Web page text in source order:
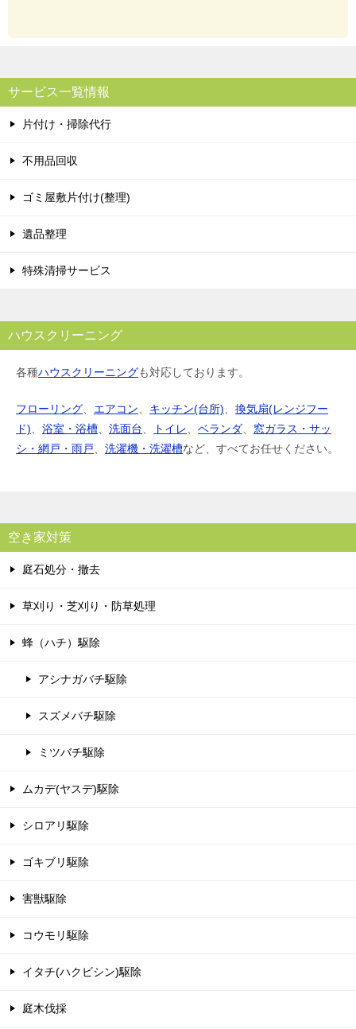
サービス一覧情報
片付け・掃除代行
不用品回収
ゴミ屋敷片付け(整理)
遺品整理
特殊清掃サービス
ハウスクリーニング
各種ハウスクリーニングも対応しております。
フローリング、 エアコン、 キッチン(台所)、 換気扇(レンジフー
ド)、 浴室・浴槽、 洗面台、 トイレ、 ベランダ、 窓ガラス・サッ
シ・網戸・雨戸、 洗濯機・洗濯槽など、すべてお任せください。
空き家対策
庭石処分・撤去
草刈り・芝刈り・防草処理
蜂（ハチ）駆除
アシナガバチ駆除
スズメバチ駆除
ミツバチ駆除
ムカデ(ヤスデ)駆除
シロアリ駆除
ゴキブリ駆除
害獣駆除
コウモリ駆除
イタチ(ハクビシン)駆除
庭木伐採